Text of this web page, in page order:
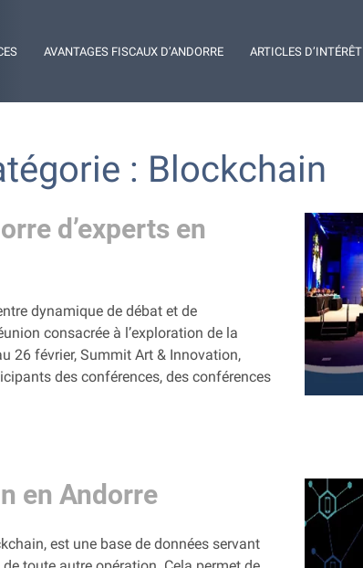
AVANTAGES FISCAUX D’ANDORRE ARTICLES D’INTÉRÊT
: Blockchain
d’experts en
dynamique de débat et de
consacrée à l’exploration de la
26 février, Summit Art & Innovation,
des conférences, des conférences
en Andorre
est une base de données servant